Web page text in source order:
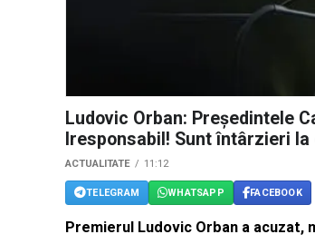
Ludovic Orban: Președintele
Iresponsabil! Sunt întârzieri
ACTUALITATE 11:12
TELEGRAM WHATSAPP FACEBOOK
Premierul Ludovic Orban a acuzat,